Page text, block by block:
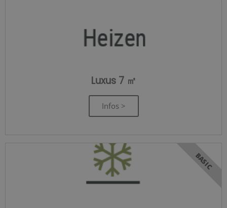
Luxus 7 ㎡
Infos >
BASIC